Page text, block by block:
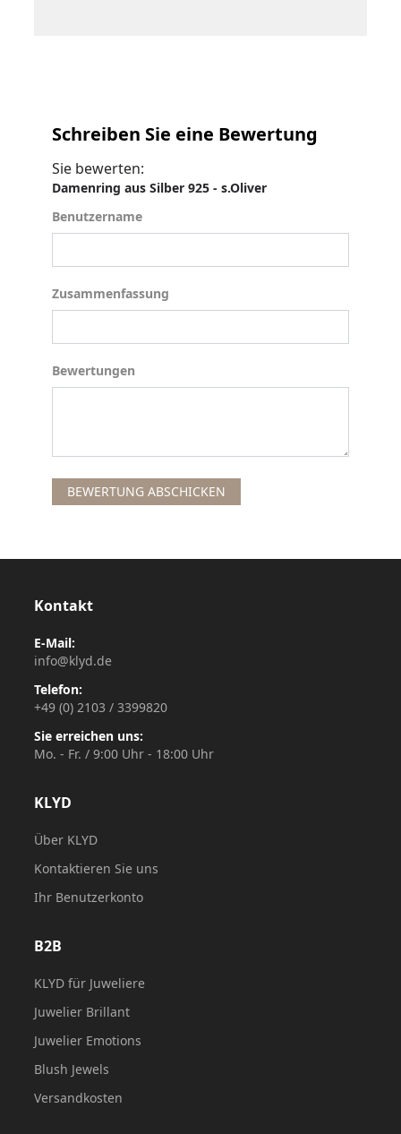
Schreiben Sie eine Bewertung
Sie bewerten:
Damenring aus Silber 925 - s.Oliver
Benutzername
Benutzername
Zusammenfassung
Zusammenfassung
Bewertungen
Bewertungen
BEWERTUNG ABSCHICKEN
Kontakt
E-Mail:
info@klyd.de
Telefon:
+49 (0) 2103 / 3399820
Sie erreichen uns:
Mo. - Fr. / 9:00 Uhr - 18:00 Uhr
KLYD
Über KLYD
Kontaktieren Sie uns
Ihr Benutzerkonto
B2B
KLYD für Juweliere
Juwelier Brillant
Juwelier Emotions
Blush Jewels
Versandkosten